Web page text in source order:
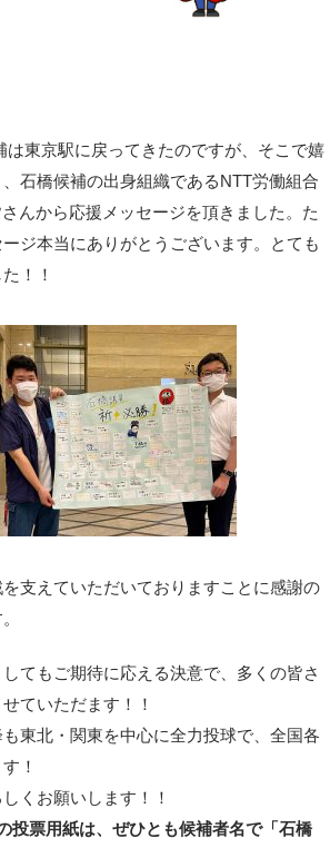
は東京駅に戻ってきたのですが、そこで嬉
石橋候補の出身組織であるNTT労働組合
んから応援メッセージを頂きました。た
ジ本当にありがとうございます。とても
！！
支えていただいておりますことに感謝の
てもご期待に応える決意で、多くの皆さ
ていただます！！
東北・関東を中心に全力投球で、全国各
！
くお願いします！！
投票用紙は、ぜひとも候補者名で「石橋